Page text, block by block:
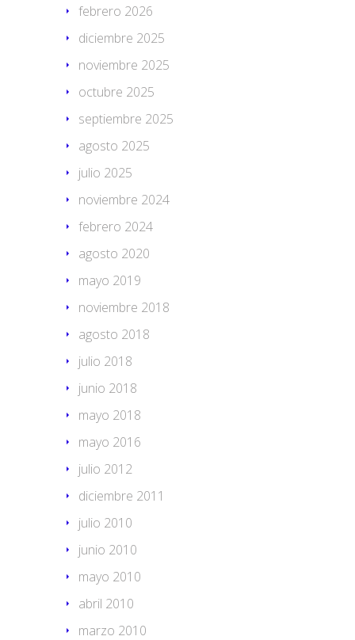
febrero 2026
diciembre 2025
noviembre 2025
octubre 2025
septiembre 2025
agosto 2025
julio 2025
noviembre 2024
febrero 2024
agosto 2020
mayo 2019
noviembre 2018
agosto 2018
julio 2018
junio 2018
mayo 2018
mayo 2016
julio 2012
diciembre 2011
julio 2010
junio 2010
mayo 2010
abril 2010
marzo 2010